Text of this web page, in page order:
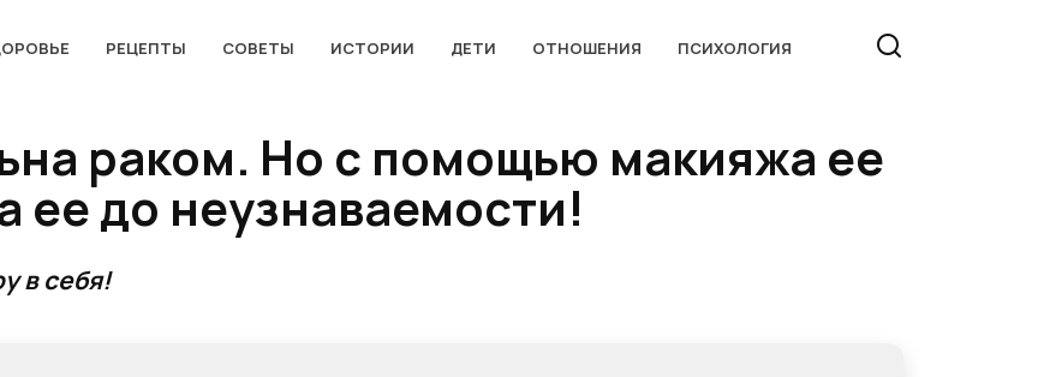
РЕЦЕПТЫ СОВЕТЫ ИСТОРИИ ДЕТИ ОТНОШЕНИЯ ПСИХОЛОГИЯ
раком. Но с помощью макияжа ее
ее до неузнаваемости!
в себя!